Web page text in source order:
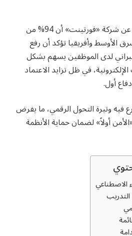
كشف تقرير حديث صادر عن شركة «فورتينت» أن 94% من
الأوسط وأفريقيا تؤكد أن رفع
لدى الموظفين يسهم بشكل
في ظل تزايد الاعتماد
أول.
وتيرة التحول الرقمي، ما يفرض
أولاً» لضمان حماية الأنظمة
الاصطناعي